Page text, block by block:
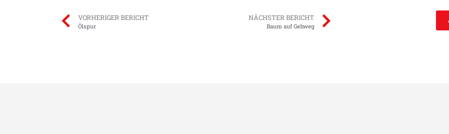
VORHERIGER BERICHT
Ölspur
NÄCHSTER BERICHT
Baum auf Gehweg